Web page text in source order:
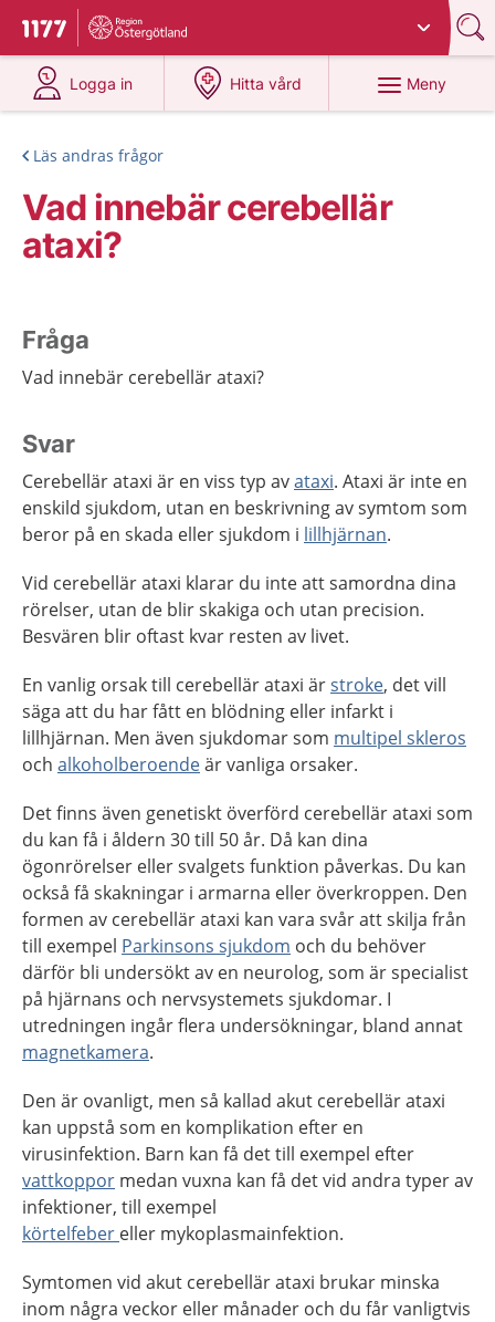
Till startsidan för 1177
Du har valt region
Logga in
på 1177.se
Hitta vård
på 1177.se
Meny
Läs andras frågor
Vad innebär cerebellär
ataxi?
Fråga
Vad innebär cerebellär ataxi?
Svar
Cerebellär ataxi är en viss typ avataxi. Ataxi är inte en
enskild sjukdom, utan en beskrivning av symtom som
beror på en skada eller sjukdom i lillhjärnan.
Vid cerebellär ataxi klarar du inte att samordna dina
rörelser, utan de blir skakiga och utan precision.
Besvären blir oftast kvar resten av livet.
En vanlig orsak till cerebellär ataxi ärstroke, det vill
säga att du har fått en blödning eller infarkt i
lillhjärnan. Men även sjukdomar som multipel skleros
och alkoholberoendeär vanliga orsaker.
Det finns även genetiskt överförd cerebellär ataxi som
du kan få i åldern 30 till 50 år. Då kan dina
ögonrörelser eller svalgets funktion påverkas. Du kan
också få skakningar i armarna eller överkroppen. Den
formen av cerebellär ataxi kan vara svår att skilja från
till exempel Parkinsons sjukdom och du behöver
därför bli undersökt av en neurolog, som är specialist
på hjärnans och nervsystemets sjukdomar. I
utredningen ingår flera undersökningar, bland annat
magnetkamera.
Den är ovanligt, men så kallad akut cerebellär ataxi
kan uppstå som en komplikation efter en
virusinfektion. Barn kan få det till exempel efter
vattkoppor medan vuxna kan få det vid andra typer av
infektioner, till exempel
körtelfeber eller mykoplasmainfektion.
Symtomen vid akut cerebellär ataxi brukar minska
inom några veckor eller månader och du får vanligtvis